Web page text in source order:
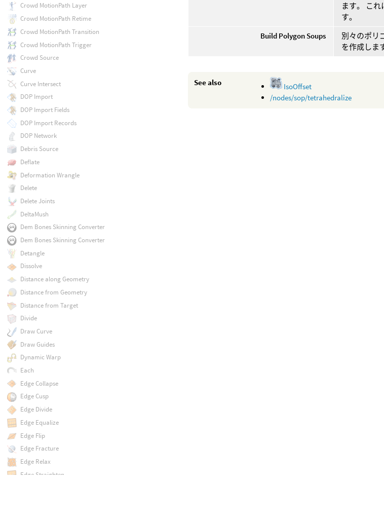
ます。 こ
す。
Build Polygon Soups
別々のポリ
を作成しま
See also
IsoOffset
/nodes/sop/tetrahedralize
Crowd MotionPath Layer
Crowd MotionPath Retime
Crowd MotionPath Transition
Crowd MotionPath Trigger
Crowd Source
Curve
Curve Intersect
DOP Import
DOP Import Fields
DOP Import Records
DOP Network
Debris Source
Deflate
Deformation Wrangle
Delete
Delete Joints
DeltaMush
Dem Bones Skinning Converter
Dem Bones Skinning Converter
Detangle
Dissolve
Distance along Geometry
Distance from Geometry
Distance from Target
Divide
Draw Curve
Draw Guides
Dynamic Warp
Each
Edge Collapse
Edge Cusp
Edge Divide
Edge Equalize
Edge Flip
Edge Fracture
Edge Relax
Edge Straighten